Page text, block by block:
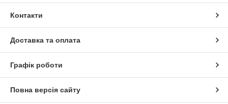
Контакти
Доставка та оплата
Графік роботи
Повна версія сайту